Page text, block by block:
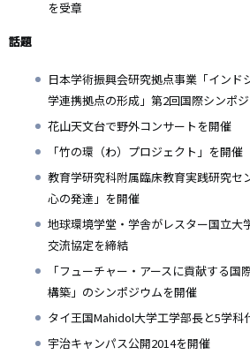
を受章
話題
日本学術振興会研究拠点事業「インド
学連携拠点の形成」第2回国際シンポ
花山天文台で野外コンサートを開催
「竹の環（わ）プロジェクト」を開催
教育学研究科附属臨床教育実践研究セ
心の発達」を開催
地球環境学堂・学舎がレスター国立大
交流協定を締結
「フューチャー・アースに貢献する
構築」のシンポジウムを開催
タイ王国Mahidol大学工学部長と5学科
宇治キャンパス公開2014を開催